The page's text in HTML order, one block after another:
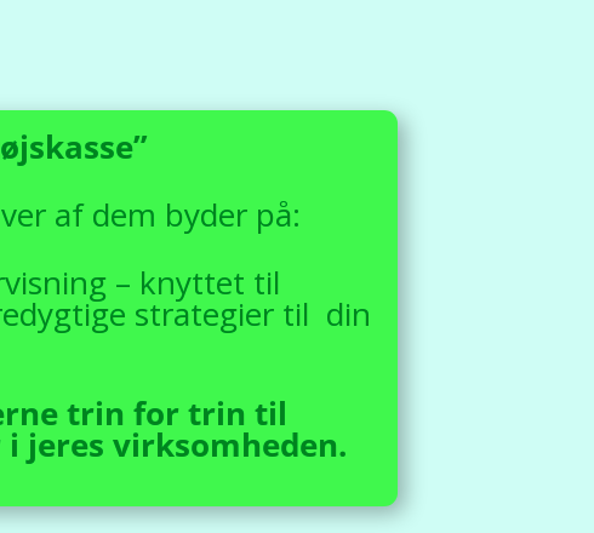
af dem byder på:
– knyttet til
strategier til din
trin for trin til
jeres virksomheden.